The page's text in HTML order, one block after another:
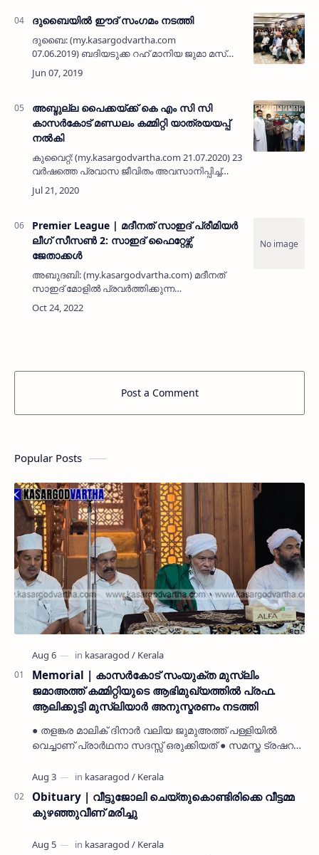
ദുബൈയില്‍ ഈദ് സംഗമം നടത്തി
ദുബൈ: (my.kasargodvartha.com
07.06.2019) ബദിയടുക്ക റഹ് മാനിയ ജുമാ മസ്ജിദ്
ദുബൈയില്‍ ഈദ് സംഗമം നടത്തി. ദേര മംഗളൂര്‍
അബ്ദുല്ല പൈക്കയ്ക്ക് കെ എം സി സി
കാസര്‍കോട് മണ്ഡലം കമ്മിറ്റി യാത്രയയപ്പ്
നല്‍കി
കുവൈറ്റ്: (my.kasargodvartha.com 21.07.2020) 23
വര്‍ഷത്തെ പ്രവാസ ജീവിതം അവസാനിപ്പിച്ച്
നാട്ടിലേക്ക് സ്ഥിര താമസത്തിന് പോകുന്ന
മണ്ഡലം പ്രവര്‍ത്തക സമിതി അംഗം അബ്ദുല്ല…
Premier League | മദീനത് സാഇദ് പ്രീമിയർ
ലീഗ് സീസൺ 2: സാഇദ് ഫൈറ്റേഴ്സ്
ജേതാക്കൾ
അബുദബി: (my.kasargodvartha.com) മദീനത്
സാഇദ് മോളില്‍ പ്രവര്‍ത്തിക്കുന്ന
അണിനിരന്ന മദീനത് സാഇദ് പ്രീമിയര്‍ ലീഗ്
Post a Comment
Popular Posts
Memorial | കാസർകോട് സംയുക്ത മുസ്ലിം
ജമാഅത്ത് കമ്മിറ്റിയുടെ ആഭിമുഖ്യത്തിൽ പ്രഫ.
ആലിക്കുട്ടി മുസ്ലിയാർ അനുസ്മരണം നടത്തി
● തളങ്കര മാലിക് ദിനാർ വലിയ ജുമുഅത്ത് പള്ളിയിൽ
വെച്ചാണ് പ്രാർഥനാ സദസ്സ് ഒരുക്കിയത് ● സമസ്ത ട്രഷറർ
നൽകി കാസ…
Obituary | വീട്ടുജോലി ചെയ്തുകൊണ്ടിരിക്കെ വീട്ടമ്മ
കുഴഞ്ഞുവീണ് മരിച്ചു